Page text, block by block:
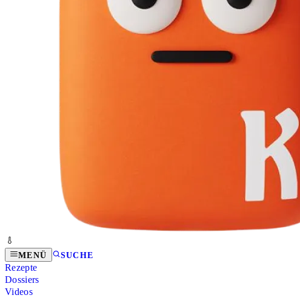
MENÜ SUCHE
Rezepte
Dossiers
Videos